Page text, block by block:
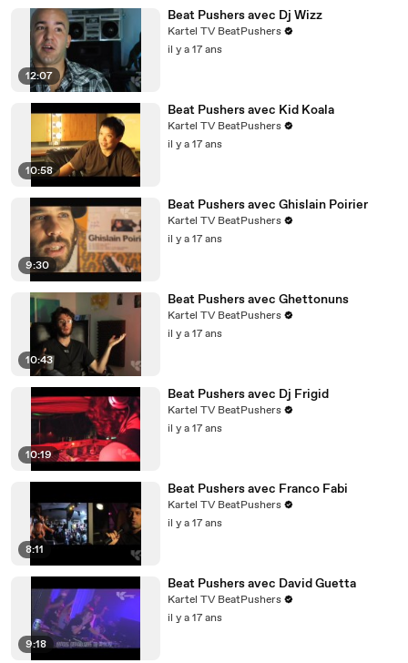
12:07
Beat Pushers avec Dj Wizz
Kartel TV BeatPushers
il y a 17 ans
10:58
Beat Pushers avec Kid Koala
Kartel TV BeatPushers
il y a 17 ans
9:30
Beat Pushers avec Ghislain Poirier
Kartel TV BeatPushers
il y a 17 ans
10:43
Beat Pushers avec Ghettonuns
Kartel TV BeatPushers
il y a 17 ans
10:19
Beat Pushers avec Dj Frigid
Kartel TV BeatPushers
il y a 17 ans
8:11
Beat Pushers avec Franco Fabi
Kartel TV BeatPushers
il y a 17 ans
9:18
Beat Pushers avec David Guetta
Kartel TV BeatPushers
il y a 17 ans